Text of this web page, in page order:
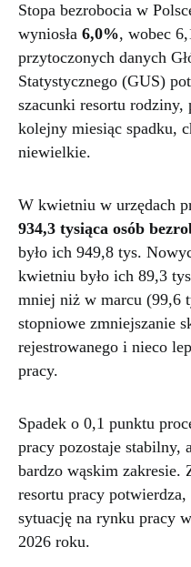
Stopa bezrobocia w
wyniosła 6,0%, wobec
przytoczonych danych
Statystycznego (GUS)
szacunki resortu
kolejny miesiąc spadku,
niewielkie.
W kwietniu w urzędach
934,3 tysiąca osób
było ich 949,8 tys.
kwietniu było ich 89,3
mniej niż w marcu (99,6
stopniowe zmniejszanie
rejestrowanego i nieco
pracy.
Spadek o 0,1 punktu
pracy pozostaje stabilny,
bardzo wąskim zakresie.
resortu pracy
sytuację na rynku pracy
2026 roku.